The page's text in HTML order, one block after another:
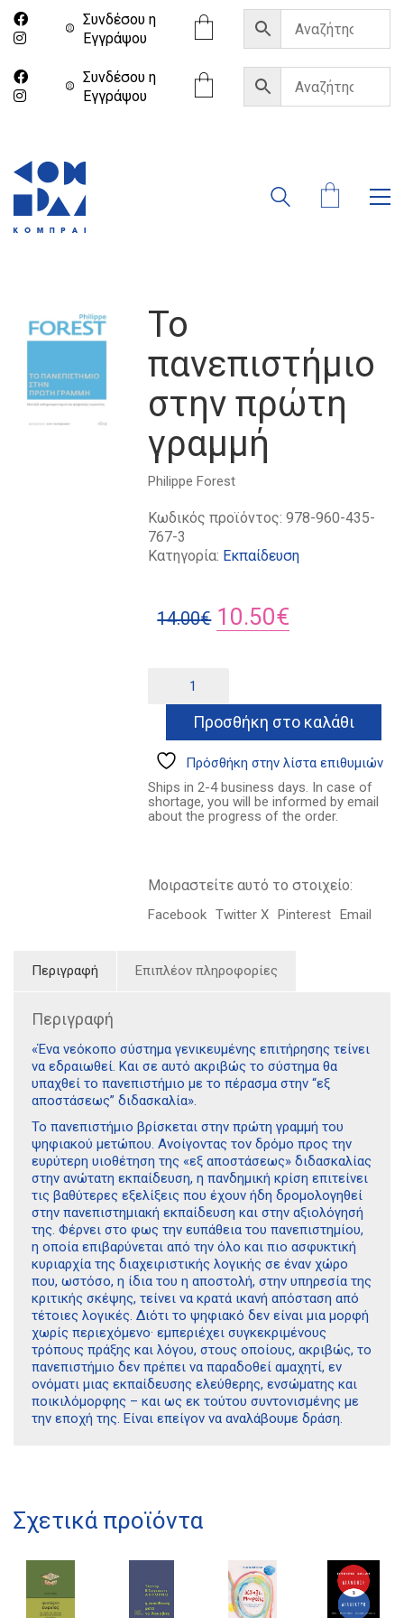
Συνδέσου η
Eγγράψου
Συνδέσου η
Eγγράψου
Το
πανεπιστήμιο
στην πρώτη
γραμμή
Philippe Forest
Κωδικός προϊόντος:978-960-435-
767-3
Κατηγορία: Εκπαίδευση
14.00€ Original
14.00€.
10.50€
είναι:
10.50€.
πανεπιστήμιο
στην
γραμμή
ποσότητα
Προσθήκη στο καλάθι
Πρόσθήκη στην λίστα επιθυμιών
Ships in 2-4 business days. In case of
shortage, you will be informed by email
about the progress of the order.
Μοιραστείτε αυτό το στοιχείο:
Facebook Twitter X Pinterest Email
Περιγραφή Επιπλέον πληροφορίες
Περιγραφή
«Ένα νεόκοπο σύστημα γενικευμένης επιτήρησης τείνει
να εδραιωθεί. Και σε αυτό ακριβώς το σύστημα θα
υπαχθεί το πανεπιστήμιο με το πέρασμα στην “εξ
αποστάσεως” διδασκαλία».
Το πανεπιστήμιο βρίσκεται στην πρώτη γραμμή του
ψηφιακού μετώπου. Ανοίγοντας τον δρόμο προς την
ευρύτερη υιοθέτηση της «εξ αποστάσεως» διδασκαλίας
στην ανώτατη εκπαίδευση, η πανδημική κρίση επιτείνει
τις βαθύτερες εξελίξεις που έχουν ήδη δρομολογηθεί
στην πανεπιστημιακή εκπαίδευση και στην αξιολόγησή
της. Φέρνει στο φως την ευπάθεια του πανεπιστημίου,
η οποία επιβαρύνεται από την όλο και πιο ασφυκτική
κυριαρχία της διαχειριστικής λογικής σε έναν χώρο
που, ωστόσο, η ίδια του η αποστολή, στην υπηρεσία της
κριτικής σκέψης, τείνει να κρατά ικανή απόσταση από
τέτοιες λογικές. Διότι το ψηφιακό δεν είναι μια μορφή
χωρίς περιεχόμενο· εμπεριέχει συγκεκριμένους
τρόπους πράξης και λόγου, στους οποίους, ακριβώς, το
πανεπιστήμιο δεν πρέπει να παραδοθεί αμαχητί, εν
ονόματι μιας εκπαίδευσης ελεύθερης, ενσώματης και
ποικιλόμορφης – και ως εκ τούτου συντονισμένης με
την εποχή της. Είναι επείγον να αναλάβουμε δράση.
Σχετικά προϊόντα
21 1750 8340
kombrai.bs@gmail.com